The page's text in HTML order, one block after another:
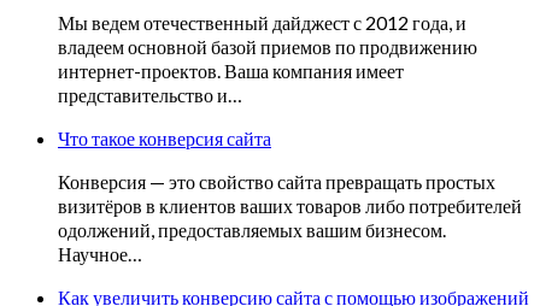
Мы ведем отечественный дайджест с 2012 года, и
владеем основной базой приемов по продвижению
интернет-проектов. Ваша компания имеет
представительство и…
Что такое конверсия сайта
Конверсия — это свойство сайта превращать простых
визитёров в клиентов ваших товаров либо потребителей
одолжений, предоставляемых вашим бизнесом.
Научное…
Как увеличить конверсию сайта с помощью изображений